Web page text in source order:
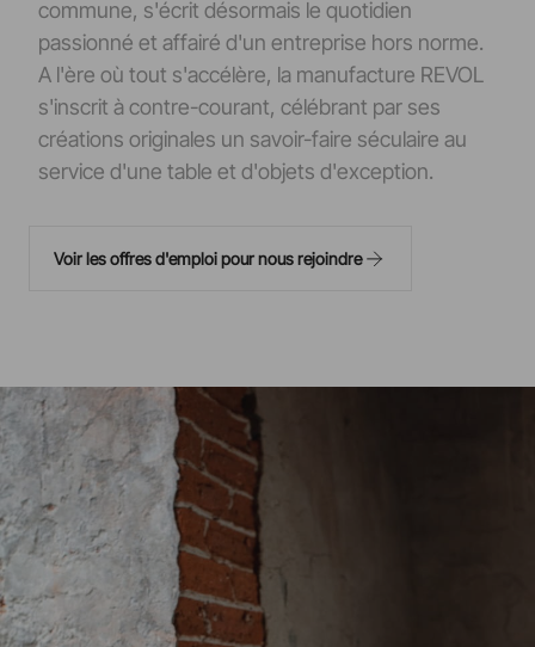
commune, s'écrit désormais le quotidien
passionné et affairé d'un entreprise hors norme.
A l'ère où tout s'accélère, la manufacture REVOL
s'inscrit à contre-courant, célébrant par ses
créations originales un savoir-faire séculaire au
service d'une table et d'objets d'exception.
Voir les offres d'emploi pour nous rejoindre